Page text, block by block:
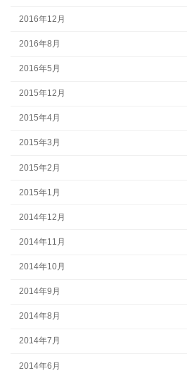
2016年12月
2016年8月
2016年5月
2015年12月
2015年4月
2015年3月
2015年2月
2015年1月
2014年12月
2014年11月
2014年10月
2014年9月
2014年8月
2014年7月
2014年6月